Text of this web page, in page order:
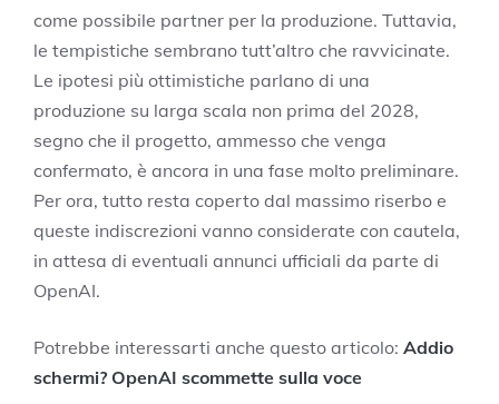
come possibile partner per la produzione. Tuttavia,
le tempistiche sembrano tutt’altro che ravvicinate.
Le ipotesi più ottimistiche parlano di una
produzione su larga scala non prima del 2028,
segno che il progetto, ammesso che venga
confermato, è ancora in una fase molto preliminare.
Per ora, tutto resta coperto dal massimo riserbo e
queste indiscrezioni vanno considerate con cautela,
in attesa di eventuali annunci ufficiali da parte di
OpenAI.
Potrebbe interessarti anche questo articolo: Addio
schermi? OpenAI scommette sulla voce